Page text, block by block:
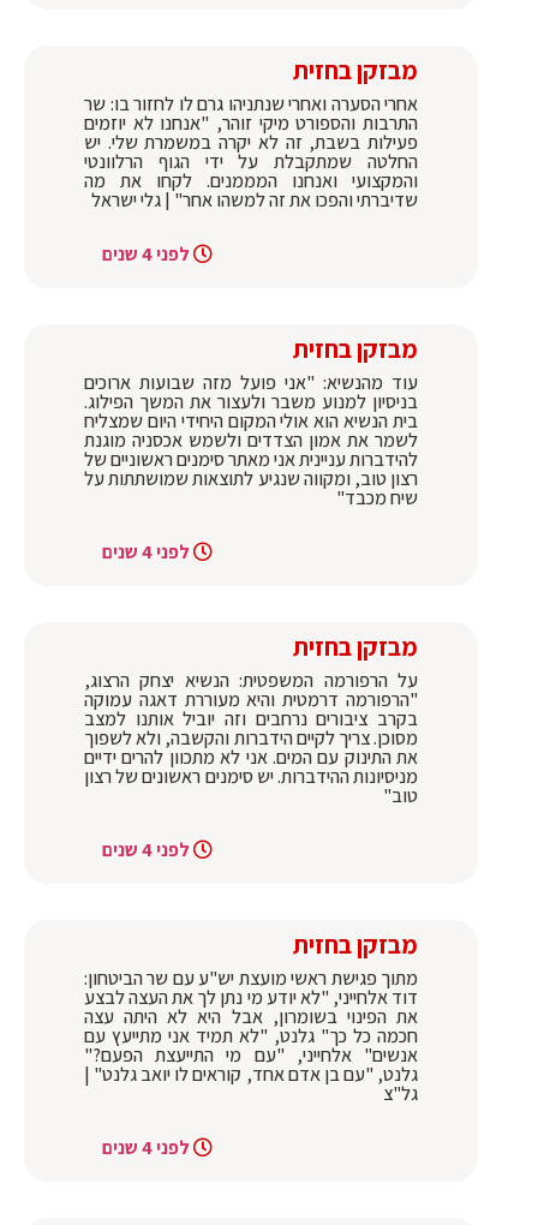
מבזקן בחזית
אחרי הסערה ואחרי שנתניהו גרם לו לחזור בו: שר
התרבות והספורט מיקי זוהר, "אנחנו לא יוזמים
פעילות בשבת, זה לא יקרה במשמרת שלי. יש
החלטה שמתקבלת על ידי הגוף הרלוונטי
והמקצועי ואנחנו המממנים. לקחו את מה
שדיברתי והפכו את זה למשהו אחר" | גלי ישראל
לפני 4 שנים
מבזקן בחזית
עוד מהנשיא: "אני פועל מזה שבועות ארוכים
בניסיון למנוע משבר ולעצור את המשך הפילוג.
בית הנשיא הוא אולי המקום היחידי היום שמצליח
לשמר את אמון הצדדים ולשמש אכסניה מוגנת
להידברות עניינית אני מאתר סימנים ראשוניים של
רצון טוב, ומקווה שנגיע לתוצאות שמושתתות על
שיח מכבד"
לפני 4 שנים
מבזקן בחזית
על הרפורמה המשפטית: הנשיא יצחק הרצוג,
"הרפורמה דרמטית והיא מעוררת דאגה עמוקה
בקרב ציבורים נרחבים וזה יוביל אותנו למצב
מסוכן. צריך לקיים הידברות והקשבה, ולא לשפוך
את התינוק עם המים. אני לא מתכוון להרים ידיים
מניסיונות ההידברות. יש סימנים ראשונים של רצון
טוב"
לפני 4 שנים
מבזקן בחזית
מתוך פגישת ראשי מועצת יש"ע עם שר הביטחון:
דוד אלחייני, "לא יודע מי נתן לך את העצה לבצע
את הפינוי בשומרון, אבל היא לא היתה עצה
חכמה כל כך" גלנט, "לא תמיד אני מתייעץ עם
אנשים" אלחייני, "עם מי התייעצת הפעם?"
גלנט, "עם בן אדם אחד, קוראים לו יואב גלנט" |
גל"צ
לפני 4 שנים